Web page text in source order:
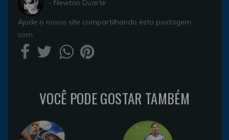
- Newton Duarte
Ajude o nosso site compartilhando esta postagem
com
VOCÊ PODE GOSTAR TAMBÉM